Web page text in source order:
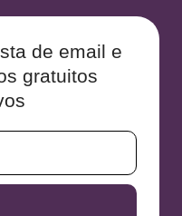
de email e
gratuitos